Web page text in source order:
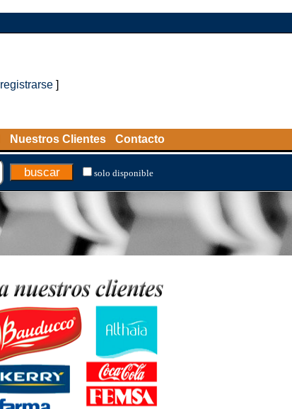
registrarse]
Nuestros Clientes Contacto
solo disponible